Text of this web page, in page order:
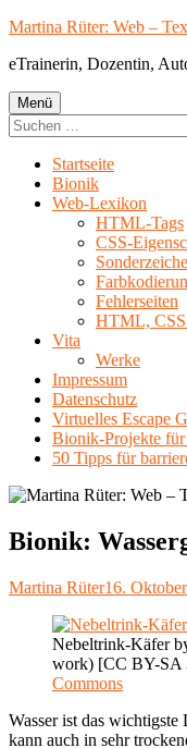
Springe
Inhalt
Martina Rüter: Web –
eTrainerin, Dozentin,
Primäres
Menü
Menü
Suchen
nach:
Startseite
Bionik
Web-Lexikon
HTML-Tags
CSS-
Fehlerseiten
HTML, CSS
Vita
Werke
Impressum
Datenschutz
Virtuelles Escape
Bionik-Projekte
50 Tipps für
Bionik:
Autor
Martina Rüter16.
Nebeltrink-Käfer
work) [CC BY-SA
Commons
Wasser ist das
kann auch in sehr